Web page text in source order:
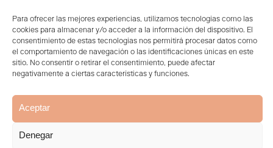
Para ofrecer las mejores experiencias, utilizamos tecnologías como las
cookies para almacenar y/o acceder a la información del dispositivo. El
consentimiento de estas tecnologías nos permitirá procesar datos como
el comportamiento de navegación o las identificaciones únicas en este
sitio. No consentir o retirar el consentimiento, puede afectar
negativamente a ciertas características y funciones.
Aceptar
Denegar